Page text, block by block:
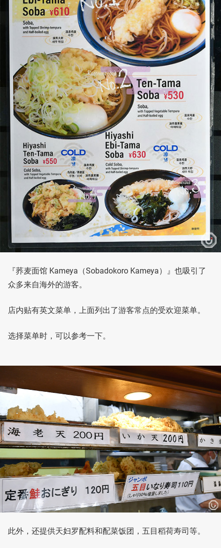
『荞麦面馆 Kameya（Sobadokoro Kameya）』也吸引了
众多来自海外的游客。
店内贴有英文菜单，上面列出了游客常点的受欢迎菜单。
选择菜单时，可以参考一下。
此外，还提供天妇罗配料和配菜饭团，五目稻荷寿司等。